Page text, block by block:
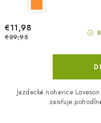
€11,98
€29,95
Jazdecké nohavice
zaisťuje